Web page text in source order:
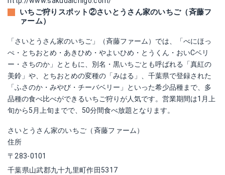
いちご狩りスポット②さいとうさん家のいちご（斉藤フ
ァーム）
「さいとうさん家のいちご」（斉藤ファーム）では、「べにほっ
ぺ・とちおとめ・あきひめ・やよいひめ・とうくん・おいCベリ
ー・さちのか」とともに、別名・黒いちごとも呼ばれる「真紅の
美鈴」や、とちおとめの変種の「みはる」、千葉県で登録された
「ふさのか・みやび・チーバベリー」といった希少品種まで、多
品種の食べ比べができるいちご狩りが人気です。営業期間は1月上
旬から5月上旬までで、50分間食べ放題となります。
さいとうさん家のいちご（斉藤ファーム）
住所
〒283-0101
千葉県山武郡九十九里町作田5317